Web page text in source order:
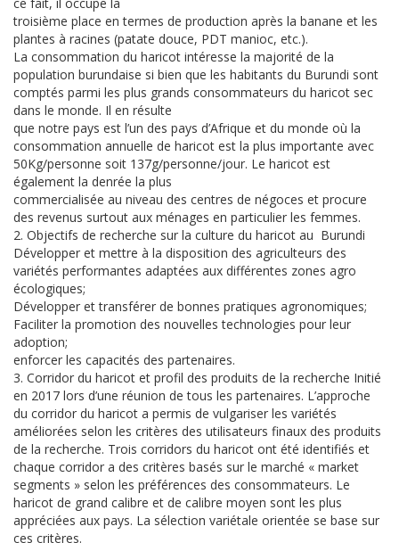
troisième place en termes de production après la banane et les
plantes à racines (patate douce, PDT manioc, etc.).
La consommation du haricot intéresse la majorité de la
population burundaise si bien que les habitants du Burundi sont
comptés parmi les plus grands consommateurs du haricot sec
dans le monde. Il en résulte
que notre pays est l’un des pays d’Afrique et du monde où la
consommation annuelle de haricot est la plus importante avec
50Kg/personne soit 137g/personne/jour. Le haricot est
également la denrée la plus
commercialisée au niveau des centres de négoces et procure
des revenus surtout aux ménages en particulier les femmes.
2. Objectifs de recherche sur la culture du haricot au Burundi
Développer et mettre à la disposition des agriculteurs des
variétés performantes adaptées aux différentes zones agro
écologiques;
Développer et transférer de bonnes pratiques agronomiques;
Faciliter la promotion des nouvelles technologies pour leur
adoption;
enforcer les capacités des partenaires.
3. Corridor du haricot et profil des produits de la recherche Initié
en 2017 lors d’une réunion de tous les partenaires. L’approche
du corridor du haricot a permis de vulgariser les variétés
améliorées selon les critères des utilisateurs finaux des produits
de la recherche. Trois corridors du haricot ont été identifiés et
chaque corridor a des critères basés sur le marché « market
segments » selon les préférences des consommateurs. Le
haricot de grand calibre et de calibre moyen sont les plus
appréciées aux pays. La sélection variétale orientée se base sur
ces critères.